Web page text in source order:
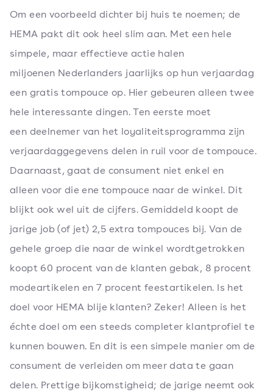
Om een voorbeeld dichter bij huis te noemen; de
HEMA pakt dit ook heel slim aan. Met een hele
simpele, maar effectieve actie halen
miljoenen Nederlanders jaarlijks op hun verjaardag
een gratis tompouce op. Hier gebeuren alleen twee
hele interessante dingen. Ten eerste moet
een deelnemer van het loyaliteitsprogramma zijn
verjaardaggegevens delen in ruil voor de tompouce.
Daarnaast, gaat de consument niet enkel en
alleen voor die ene tompouce naar de winkel. Dit
blijkt ook wel uit de cijfers. Gemiddeld koopt de
jarige job (of jet) 2,5 extra tompouces bij. Van de
gehele groep die naar de winkel wordtgetrokken
koopt 60 procent van de klanten gebak, 8 procent
modeartikelen en 7 procent feestartikelen. Is het
doel voor HEMA blije klanten? Zeker! Alleen is het
échte doel om een steeds completer klantprofiel te
kunnen bouwen. En dit is een simpele manier om de
consument de verleiden om meer data te gaan
delen. Prettige bijkomstigheid; de jarige neemt ook